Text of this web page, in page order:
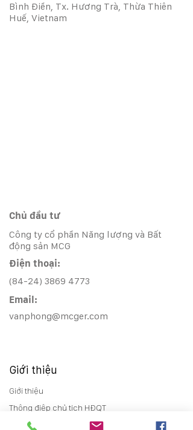
Bình Điền, Tx. Hương Trà, Thừa Thiên
Huế, Vietnam
Chủ đầu tư
Công ty cổ phần Năng lượng và Bất
động sản MCG
Điện thoại:
(84-24) 3869 4773
Email:
vanphong@mcger.com
Giới thiệu
Giới thiệu
Thông điệp chủ tịch HĐQT
Lịch sử phát triển